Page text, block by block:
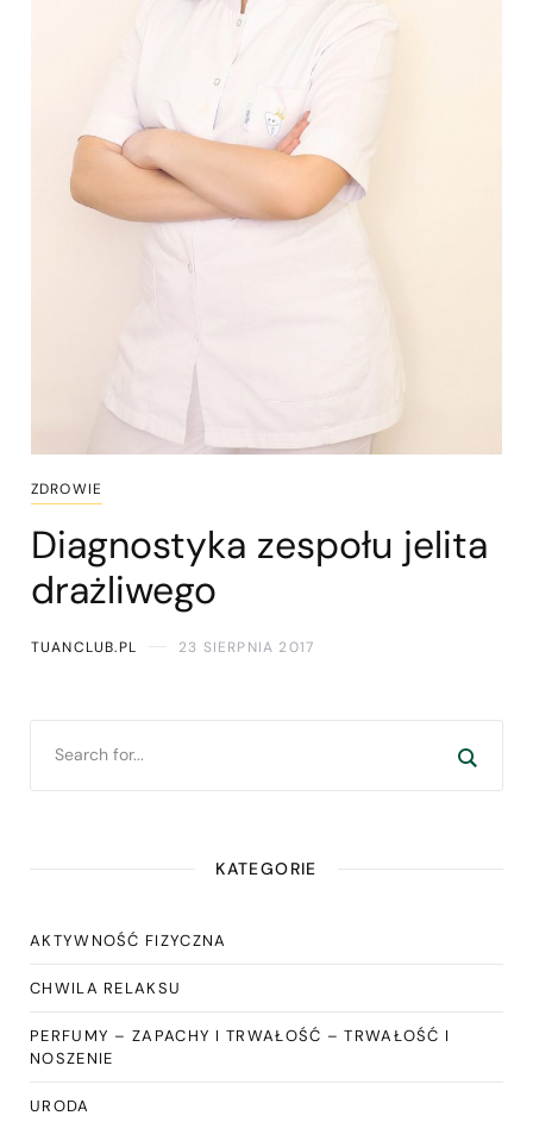
ZDROWIE
Diagnostyka zespołu jelita
drażliwego
TUANCLUB.PL 23 SIERPNIA 2017
KATEGORIE
AKTYWNOŚĆ FIZYCZNA
CHWILA RELAKSU
PERFUMY – ZAPACHY I TRWAŁOŚĆ – TRWAŁOŚĆ I
NOSZENIE
URODA